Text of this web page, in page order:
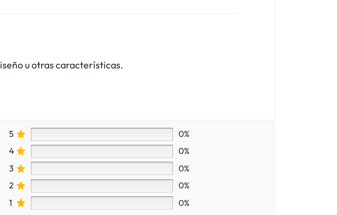
u otras características.
5
0%
4
0%
3
0%
2
0%
1
0%